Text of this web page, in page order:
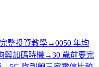
整投資教學→0050 年均
與加碼時機 →30 歲前要完